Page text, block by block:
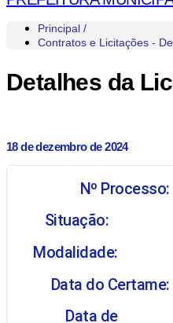
Principal /
Contratos e Licitações -
Detalhes da
18 de dezembro de 2024
Nº Processo:
Situação:
Modalidade:
Data do Certame:
Data de